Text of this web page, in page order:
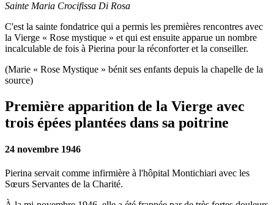
Sainte Maria Crocifissa Di Rosa
C'est la sainte fondatrice qui a permis les premières rencontres avec
la Vierge « Rose mystique » et qui est ensuite apparue un nombre
incalculable de fois à Pierina pour la réconforter et la conseiller.
(Marie « Rose Mystique » bénit ses enfants depuis la chapelle de la
source)
Première apparition de la Vierge avec
trois épées plantées dans sa poitrine
24 novembre 1946
Pierina servait comme infirmière à l'hôpital Montichiari avec les
Sœurs Servantes de la Charité.